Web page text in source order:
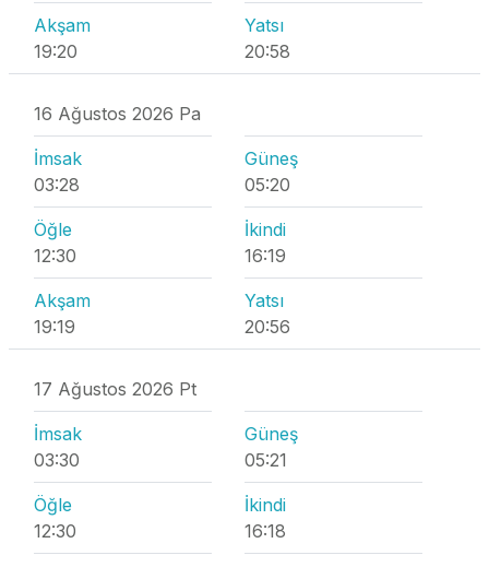
Akşam
19:20
Yatsı
20:58
16 Ağustos 2026 Pa
İmsak
03:28
Güneş
05:20
Öğle
12:30
İkindi
16:19
Akşam
19:19
Yatsı
20:56
17 Ağustos 2026 Pt
İmsak
03:30
Güneş
05:21
Öğle
12:30
İkindi
16:18